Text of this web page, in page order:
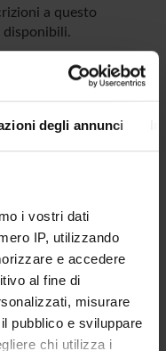
degli annunci
i vostri dati
IP, utilizzando
e accedere
al fine di
misurare
pubblico e sviluppare
chi utilizza i
a questo
disponibili.